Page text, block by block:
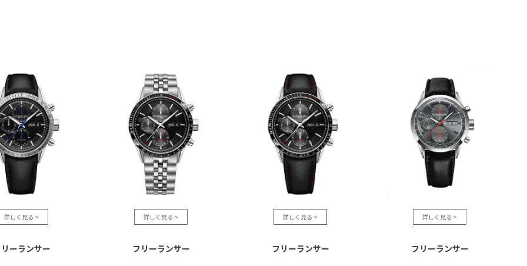
ーランサー フリーランサー フリーランサー フリーランサー